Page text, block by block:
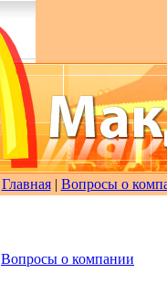
Главная| Вопросы о
Вопросы о компании